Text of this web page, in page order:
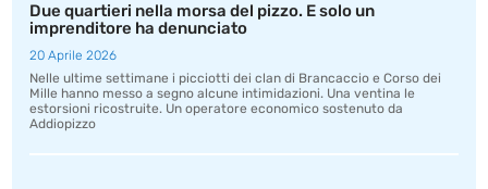
Due quartieri nella morsa del pizzo. E solo un
imprenditore ha denunciato
20 Aprile 2026
Nelle ultime settimane i picciotti dei clan di Brancaccio e Corso dei
Mille hanno messo a segno alcune intimidazioni. Una ventina le
estorsioni ricostruite. Un operatore economico sostenuto da
Addiopizzo